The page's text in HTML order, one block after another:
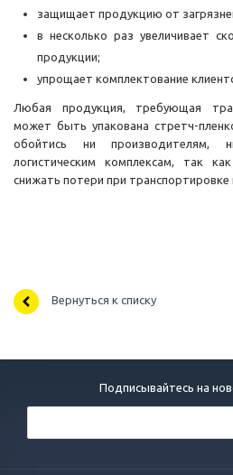
защищает продукцию от
в несколько раз увеличивает
продукции;
упрощает комплектование
Любая продукция, требующая
может быть упакована стретч-
обойтись ни производителям,
логистическим комплексам, так
снижать потери при транспортировке
Вернуться к списку
Подписывайтесь на